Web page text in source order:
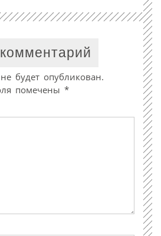
будет опубликован.
помечены *